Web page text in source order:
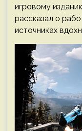
игровому
рассказал о
источниках